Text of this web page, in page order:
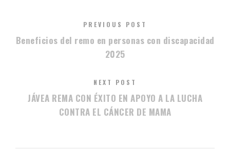
PREVIOUS POST
Beneficios del remo en personas con discapacidad
2025
NEXT POST
JÁVEA REMA CON ÉXITO EN APOYO A LA LUCHA
CONTRA EL CÁNCER DE MAMA